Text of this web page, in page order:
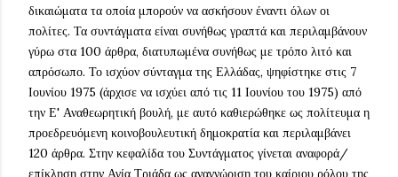
δικαιώματα τα οποία μπορούν να ασκήσουν έναντι όλων οι
πολίτες. Τα συντάγματα είναι συνήθως γραπτά και περιλαμβάνουν
γύρω στα 100 άρθρα, διατυπωμένα συνήθως με τρόπο λιτό και
απρόσωπο. Το ισχύον σύνταγμα της Ελλάδας, ψηφίστηκε στις 7
Ιουνίου 1975 (άρχισε να ισχύει από τις 11 Ιουνίου του 1975) από
την Ε' Αναθεωρητική βουλή, με αυτό καθιερώθηκε ως πολίτευμα η
προεδρευόμενη κοινοβουλευτική δημοκρατία και περιλαμβάνει
120 άρθρα. Στην κεφαλίδα του Συντάγματος γίνεται αναφορά/